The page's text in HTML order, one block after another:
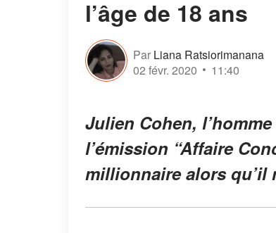
l’âge de 18 ans
Par Liana Ratsiorimanana
02 févr. 2020
11:40
Julien Cohen,
l’émission “Affaire
millionnaire alors qu’il